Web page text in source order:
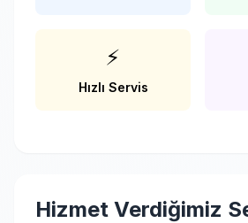
⚡
Hızlı Servis
Hizmet Verdiğimiz